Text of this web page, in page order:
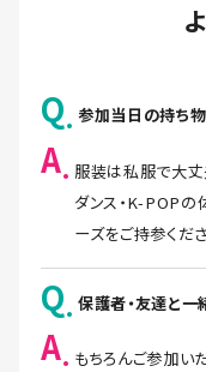
Q 参加当日の持ち
A
服装は私服で大丈
ダンス・K-POP
ーズをご持参くださ
Q 保護者・友達と一
A
もちろんご参加い